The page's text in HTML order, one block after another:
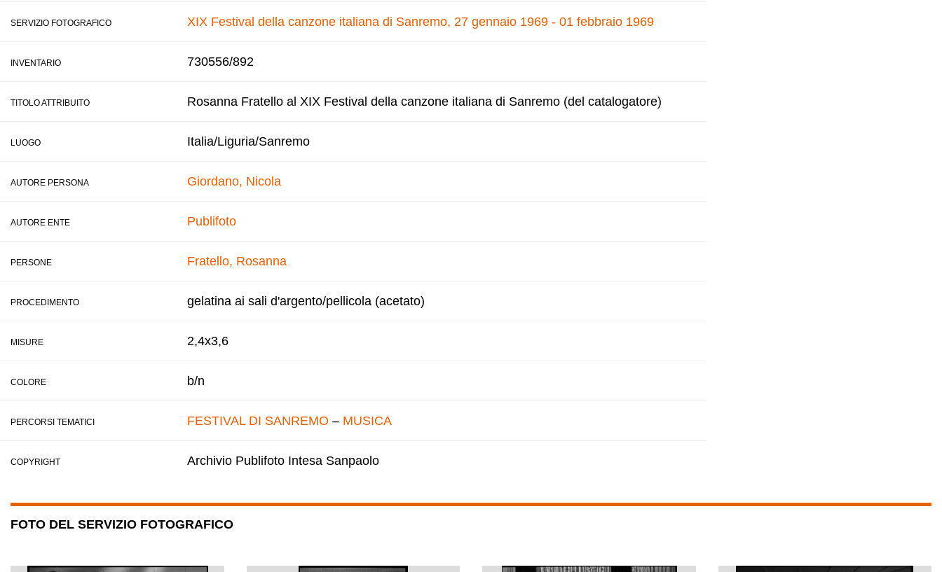
SERVIZIO FOTOGRAFICO XIX Festival della canzone italiana di Sanremo, 27 gennaio 1969 - 01 febbraio 1969
INVENTARIO 730556/892
TITOLO ATTRIBUITO Rosanna Fratello al XIX Festival della canzone italiana di Sanremo (del catalogatore)
LUOGO Italia/Liguria/Sanremo
AUTORE PERSONA Giordano, Nicola
AUTORE ENTE Publifoto
PERSONE Fratello, Rosanna
PROCEDIMENTO gelatina ai sali d'argento/pellicola (acetato)
MISURE 2,4x3,6
COLORE b/n
PERCORSI TEMATICI FESTIVAL DI SANREMO – MUSICA
COPYRIGHT Archivio Publifoto Intesa Sanpaolo
FOTO DEL SERVIZIO FOTOGRAFICO